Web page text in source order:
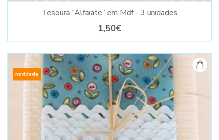
Tesoura “Alfaiate” em Mdf - 3 unidades
1,50€
novidade